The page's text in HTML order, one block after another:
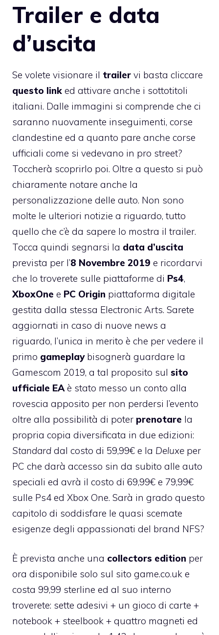
Trailer e data
d’uscita
Se volete visionare il trailer vi basta cliccare
questo link ed attivare anche i sottotitoli
italiani. Dalle immagini si comprende che ci
saranno nuovamente inseguimenti, corse
clandestine ed a quanto pare anche corse
ufficiali come si vedevano in pro street?
Toccherà scoprirlo poi. Oltre a questo si può
chiaramente notare anche la
personalizzazione delle auto. Non sono
molte le ulteriori notizie a riguardo, tutto
quello che c’è da sapere lo mostra il trailer.
Tocca quindi segnarsi la data d’uscita
prevista per l’8 Novembre 2019 e ricordarvi
che lo troverete sulle piattaforme di Ps4,
XboxOne e PC Origin piattaforma digitale
gestita dalla stessa Electronic Arts. Sarete
aggiornati in caso di nuove news a
riguardo, l’unica in merito è che per vedere il
primo gameplaybisognerà guardare la
Gamescom 2019, a tal proposito sul sito
ufficiale EA è stato messo un conto alla
rovescia apposito per non perdersi l’evento
oltre alla possibilità di poter prenotare la
propria copia diversificata in due edizioni:
Standard dal costo di 59,99€ e la Deluxe per
PC che darà accesso sin da subito alle auto
speciali ed avrà il costo di 69,99€ e 79,99€
sulle Ps4 ed Xbox One. Sarà in grado questo
capitolo di soddisfare le quasi scemate
esigenze degli appassionati del brand NFS?
È prevista anche una collectors edition per
ora disponibile solo sul sito game.co.uk e
costa 99,99 sterline ed al suo interno
troverete: sette adesivi + un gioco di carte +
notebook + steelbook + quattro magneti ed